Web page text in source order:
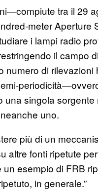
tra il 29
meter
i lampi radio
il campo
numero di
una singola
uno.
più di un
altre fonti ripetute
un esempio di FRB
in generale.”